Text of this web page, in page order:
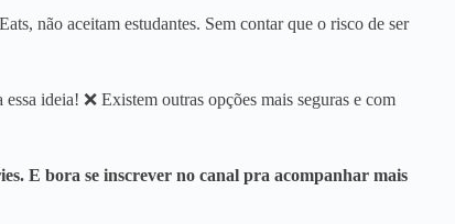
não aceitam estudantes. Sem contar que o risco de ser
ideia! ❌ Existem outras opções mais seguras e com
E bora se inscrever no canal pra acompanhar mais